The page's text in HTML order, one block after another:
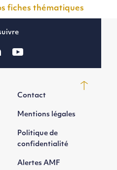
fiches thématiques
Contact
Mentions légales
Politique de
confidentialité
Alertes AMF